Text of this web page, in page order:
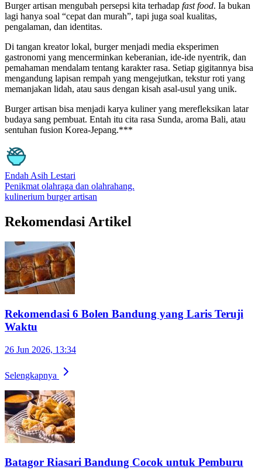
Burger artisan mengubah persepsi kita terhadap fast food. Ia bukan
lagi hanya soal “cepat dan murah”, tapi juga soal kualitas,
pengalaman, dan identitas.
Di tangan kreator lokal, burger menjadi media eksperimen
gastronomi yang mencerminkan keberanian, ide-ide nyentrik, dan
pemahaman mendalam tentang karakter rasa. Setiap gigitannya bisa
mengandung lapisan rempah yang mengejutkan, tekstur roti yang
memanjakan lidah, atau saus dengan kisah asal-usul yang unik.
Burger artisan bisa menjadi karya kuliner yang merefleksikan latar
budaya sang pembuat. Entah itu cita rasa Sunda, aroma Bali, atau
sentuhan fusion Korea-Jepang.***
Endah Asih Lestari
Penikmat olahraga dan olahrahang.
kulinerium burgerartisan
Rekomendasi Artikel
Rekomendasi 6 Bolen Bandung yang Laris Teruji
Waktu
26 Jun 2026, 13:34
Selengkapnya
Batagor Riasari Bandung Cocok untuk Pemburu